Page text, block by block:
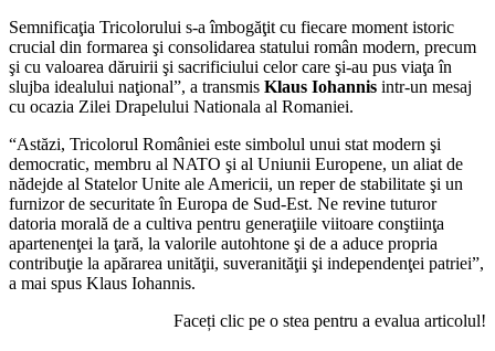
Semnificaţia Tricolorului s-a îmbogăţit cu fiecare moment istoric
crucial din formarea şi consolidarea statului român modern, precum
şi cu valoarea dăruirii şi sacrificiului celor care şi-au pus viaţa în
slujba idealului naţional”, a transmis Klaus Iohannis intr-un mesaj
cu ocazia Zilei Drapelului Nationala al Romaniei.
“Astăzi, Tricolorul României este simbolul unui stat modern şi
democratic, membru al NATO şi al Uniunii Europene, un aliat de
nădejde al Statelor Unite ale Americii, un reper de stabilitate şi un
furnizor de securitate în Europa de Sud-Est. Ne revine tuturor
datoria morală de a cultiva pentru generaţiile viitoare conştiinţa
apartenenţei la ţară, la valorile autohtone şi de a aduce propria
contribuţie la apărarea unităţii, suveranităţii şi independenţei patriei”,
a mai spus Klaus Iohannis.
Faceți clic pe o stea pentru a evalua articolul!